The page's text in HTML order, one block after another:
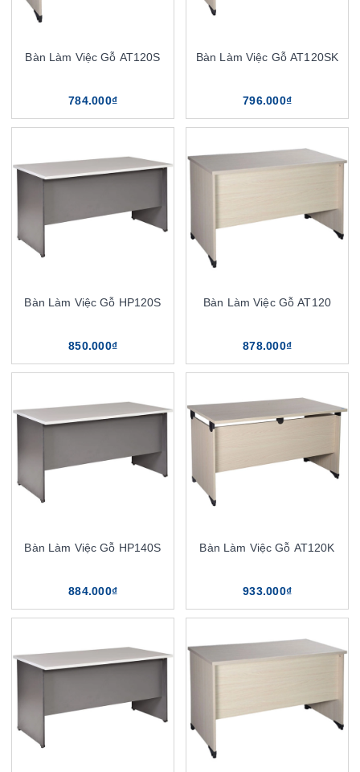
Bàn Làm Việc Gỗ AT120S
784.000₫
Bàn Làm Việc Gỗ AT120SK
796.000₫
Bàn Làm Việc Gỗ HP120S
850.000₫
Bàn Làm Việc Gỗ AT120
878.000₫
Bàn Làm Việc Gỗ HP140S
884.000₫
Bàn Làm Việc Gỗ AT120K
933.000₫